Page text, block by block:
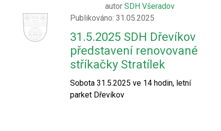
autor SDH Všeradov
Publikováno: 31.05.2025
31.5.2025 SDH Dřevíkov
představení renovované
stříkačky Stratílek
Sobota 31.5.2025 ve 14 hodin, letní
parket Dřevíkov